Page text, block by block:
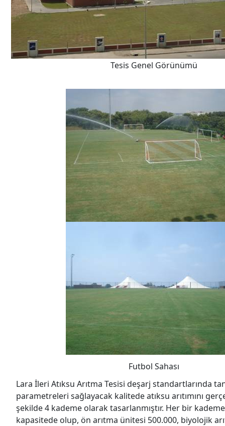
Tesis Genel Görünümü
Futbol Sahası
Lara İleri Atıksu Arıtma Tesisi deşarj standartlarında
parametreleri sağlayacak kalitede atıksu arıtımını
şekilde 4 kademe olarak tasarlanmıştır. Her bir
kapasitede olup, ön arıtma ünitesi 500.000, biyolojik